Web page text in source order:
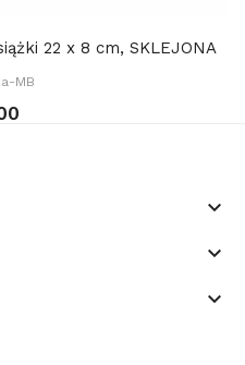
22 x 8 cm, SKLEJONA
MB
keyboard_arrow_down
keyboard_arrow_down
keyboard_arrow_down